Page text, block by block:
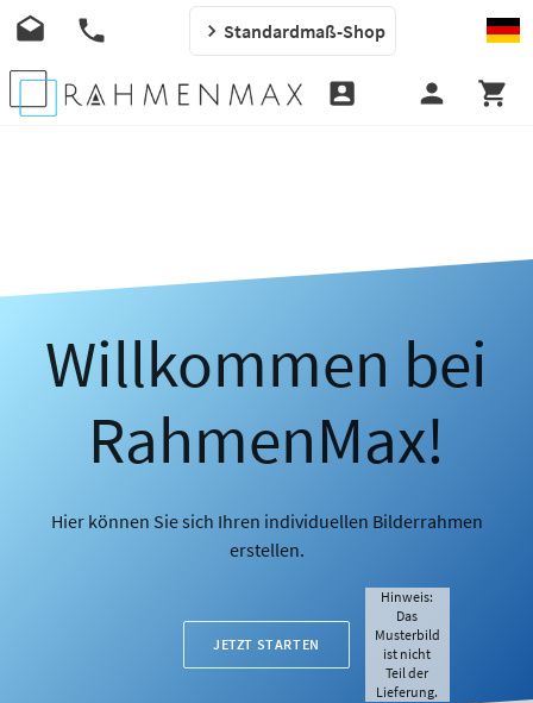
Standardmaß-Shop
Willkommen bei
RahmenMax!
Hier können Sie sich Ihren individuellen Bilderrahmen
erstellen.
JETZT STARTEN
Hinweis:
Das
Musterbild
ist nicht
Teil der
Lieferung.